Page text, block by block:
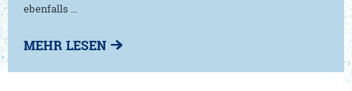
ebenfalls …
MEHR LESEN